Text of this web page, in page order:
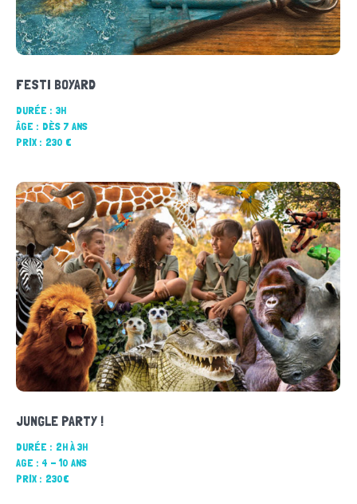
FESTI BOYARD
DURÉE : 3H
ÂGE : DÈS 7 ANS
PRIX : 230 €
JUNGLE PARTY !
DURÉE : 2H À 3H
AGE : 4 - 10 ANS
PRIX : 230€